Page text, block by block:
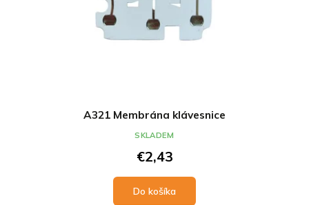
A321 Membrána klávesnice
€2,43
Do košíka
SKLADEM